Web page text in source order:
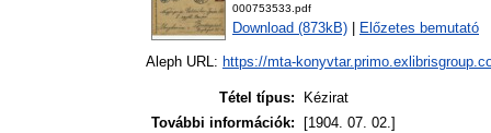
000753533.pdf
Download (873kB) Előzetes bemutató
Aleph URL: https://mta-
Tétel típus:
Kézirat
További információk:
[1904. 07. 02.]